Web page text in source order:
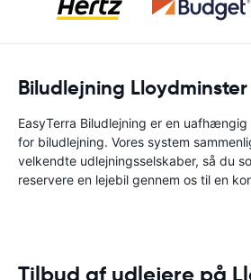
Biludlejning
EasyTerra Biludlejning er en
for biludlejning. Vores system
velkendte udlejningsselskaber, så du
reservere en lejebil gennem os til en
Tilbud af udlejere på